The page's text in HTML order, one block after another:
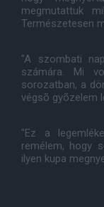
megmutattuk
Természetesen
"A szombati
számára. Mi
sorozatban, a
végsõ gyõzelem
"Ez a
remélem, hogy
ilyen kupa